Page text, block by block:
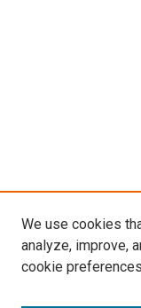
We use cookies
analyze, improve,
cookie